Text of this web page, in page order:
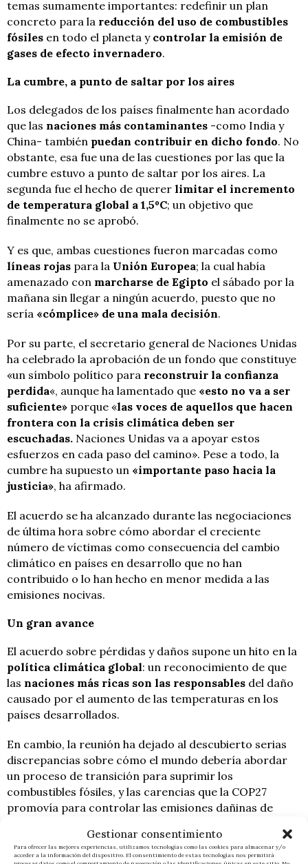
Gestionar consentimiento
Para ofrecer las mejores experiencias, utilizamos tecnologías como las cookies para almacenar y/o
acceder a la información del dispositivo. El consentimiento de estas tecnologías nos permitirá
temas sumamente importantes: redefinir un plan
concreto para la reducción del uso de combustibles
fósiles en todo el planeta y controlar la emisión de
gases de efecto invernadero.
La cumbre, a punto de saltar por los aires
Los delegados de los países finalmente han acordado
que las naciones más contaminantes -como India y
China- también puedan contribuir en dicho fondo. No
obstante, esa fue una de las cuestiones por las que la
cumbre estuvo a punto de saltar por los aires. La
segunda fue el hecho de querer limitar el incremento
de temperatura global a 1,5ºC; un objetivo que
finalmente no se aprobó.
Y es que, ambas cuestiones fueron marcadas como
líneas rojas para la Unión Europea; la cual había
amenazado con marcharse de Egipto el sábado por la
mañana sin llegar a ningún acuerdo, puesto que no
sería «cómplice» de una mala decisión.
Por su parte, el secretario general de Naciones Unidas
ha celebrado la aprobación de un fondo que constituye
«un símbolo político para reconstruir la confianza
perdida«, aunque ha lamentado que «esto no va a ser
suficiente» porque «las voces de aquellos que hacen
frontera con la crisis climática deben ser
escuchadas. Naciones Unidas va a apoyar estos
esfuerzos en cada paso del camino». Pese a todo, la
cumbre ha supuesto un «importante paso hacia la
justicia», ha afirmado.
El acuerdo se ha alcanzado durante las negociaciones
de última hora sobre cómo abordar el creciente
número de víctimas como consecuencia del cambio
climático en países en desarrollo que no han
contribuido o lo han hecho en menor medida a las
emisiones nocivas.
Un gran avance
El acuerdo sobre pérdidas y daños supone un hito en la
política climática global: un reconocimiento de que
las naciones más ricas son las responsables del daño
causado por el aumento de las temperaturas en los
países desarrollados.
En cambio, la reunión ha dejado al descubierto serias
discrepancias sobre cómo el mundo debería abordar
un proceso de transición para suprimir los
combustibles fósiles, y las carencias que la COP27
promovía para controlar las emisiones dañinas de
Unresultado respaldadopor casi200 paísesen la